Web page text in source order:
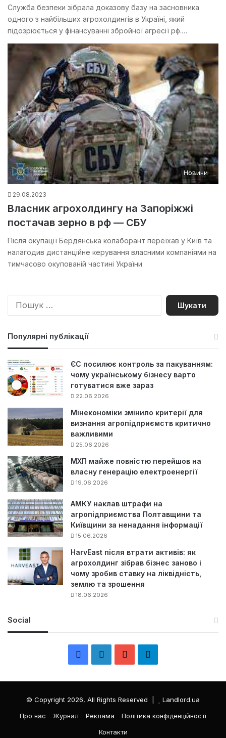
Служба безпеки зібрала доказову базу на засновника
одного з найбільших агрохолдингів в Україні, який
підозрюється у фінансуванні збройної агресії рф.…
Новини
29.08.2023
Власник агрохолдингу на Запоріжжі
постачав зерно в рф — СБУ
Після окупації Бердянська колаборант переїхав у Київ та
налагодив дистанційне керування власними компаніями на
тимчасово окупованій частині України
П
Популярні публікації
ЄС посилює контроль за пакуванням:
чому українському бізнесу варто
готуватися вже зараз
22.06.2026
Мінекономіки змінило критерії для
визнання агропідприємств критично
важливими
25.06.2026
МХП майже повністю перейшов на
власну генерацію електроенергії
19.06.2026
АМКУ наклав штрафи на
агропідприємства Полтавщини та
Київщини за ненадання інформації
15.06.2026
HarvEast після втрати активів: як
агрохолдинг зібрав бізнес заново і
чому зробив ставку на ліквідність,
землю та зрошення
18.06.2026
Social
e
k
e
T
л
е
© Copyright 2026, All Rights Reserved |
Landlord.ua
Про нас
Журнал Реклама
Політика конфіденційності
Контакти